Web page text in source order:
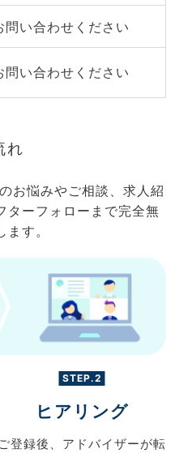
問い合わせください
問い合わせください
れ
お悩みやご相談、求人紹
ターフォローまで完全無
す。
STEP.2
ヒアリング
ご登録後、 アドバイザーが転